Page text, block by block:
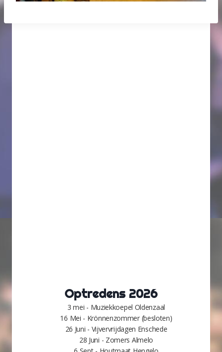
Optredens 2026
3 mei - Muziekkoepel Oldenzaal
16 Mei - Krönnenzommer (besloten)
26 Juni - Vijvervrijdagen Enschede
28 Juni - Zomers Almelo